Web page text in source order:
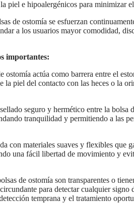
piel e hipoalergénicos para minimizar
de ostomía se esfuerzan
a los usuarios mayor comodidad,
importantes:
ostomía actúa como barrera entre el
la piel del contacto con las heces o la
seguro y hermético entre la bolsa
tranquilidad y permitiendo a las
con materiales suaves y flexibles que
una fácil libertad de movimiento y
de ostomía son transparentes o
para detectar cualquier
temprana y el tratamiento